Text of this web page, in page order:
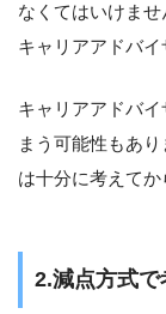
なくてはいけま
キャリアアドバイ
キャリアアドバ
まう可能性もあ
は十分に考えてか
2.減点方式で